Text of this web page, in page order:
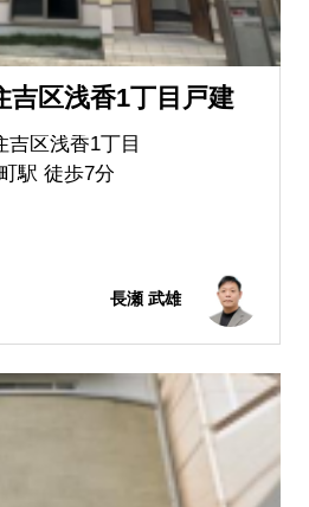
吉区浅香1丁目戸建
吉区浅香1丁目
駅 徒歩7分
長瀬 武雄